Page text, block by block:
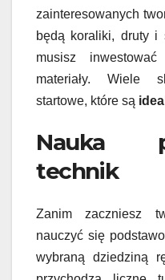
zainteresowanych
będą koraliki, druty i
musisz
materiały. Wiele
startowe, które są
Nauka
technik
Zanim zaczniesz
nauczyć się
wybraną dziedziną